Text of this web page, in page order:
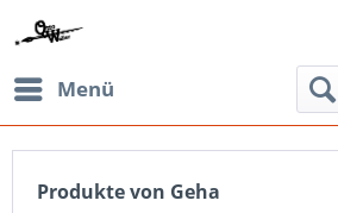
Menü
Produkte von Geha